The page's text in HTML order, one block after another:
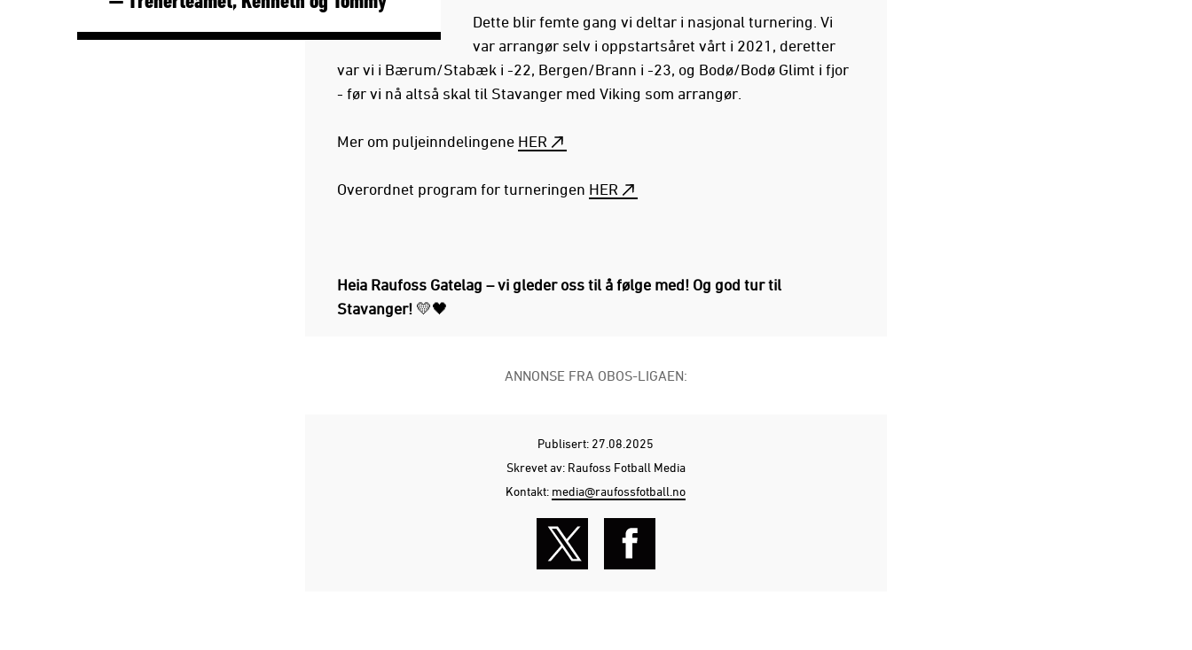
Dette blir femte gang vi deltar i nasjonal turnering. Vi
var arrangør selv i oppstartsåret vårt i 2021, deretter
var vi i Bærum/Stabæk i -22, Bergen/Brann i -23, og Bodø/Bodø Glimt i fjor
- før vi nå altså skal til Stavanger med Viking som arrangør.
Mer om puljeinndelingene HER
Overordnet program for turneringen HER
Heia Raufoss Gatelag – vi gleder oss til å følge med! Og god tur til
Stavanger! 💛🖤
ANNONSE FRA OBOS-LIGAEN:
Publisert: 27.08.2025
Skrevet av: Raufoss Fotball Media
Kontakt: media@raufossfotball.no